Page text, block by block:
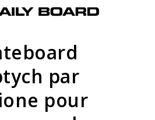
par
pour